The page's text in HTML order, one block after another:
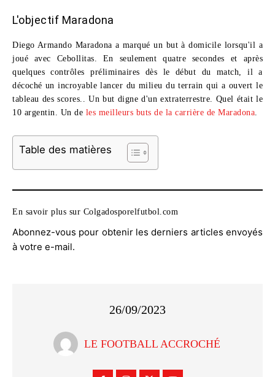
L'objectif Maradona
Diego Armando Maradona a marqué un but à domicile lorsqu'il a
joué avec Cebollitas. En seulement quatre secondes et après
quelques contrôles préliminaires dès le début du match, il a
décoché un incroyable lancer du milieu du terrain qui a ouvert le
tableau des scores.. Un but digne d'un extraterrestre. Quel était le
10 argentin. Un de les meilleurs buts de la carrière de Maradona.
Table des matières
En savoir plus sur Colgadosporelfutbol.com
Abonnez-vous pour obtenir les derniers articles envoyés
à votre e-mail.
26/09/2023
LE FOOTBALL ACCROCHÉ